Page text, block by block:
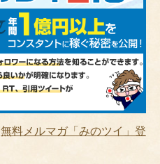
無料メルマガ「みのツイ」登